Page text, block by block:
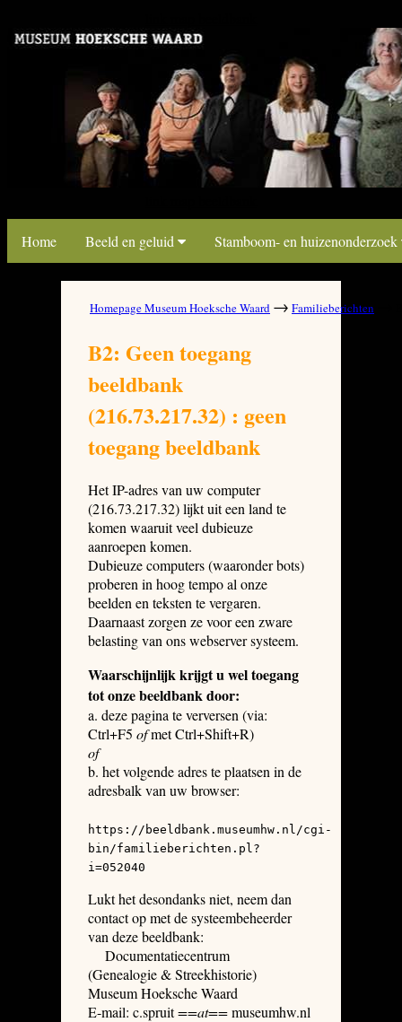
Home Beeld en geluid Stamboom- en huizenonderzoek
Homepage Museum Hoeksche Waard → Familieberichten
B2: Geen toegang
beeldbank
(216.73.217.32) : geen
toegang beeldbank
Het IP-adres van uw computer
(216.73.217.32) lijkt uit een land te
komen waaruit veel dubieuze
aanroepen komen.
Dubieuze computers (waaronder bots)
proberen in hoog tempo al onze
beelden en teksten te vergaren.
Daarnaast zorgen ze voor een zware
belasting van ons webserver systeem.
Waarschijnlijk krijgt u wel toegang
tot onze beeldbank door:
a. deze pagina te verversen (via:
Ctrl+F5 ofmet Ctrl+Shift+R)
of
b. het volgende adres te plaatsen in de
adresbalk van uw browser:
https://beeldbank.museumhw.nl/cgi-
bin/familieberichten.pl?
i=052040
Lukt het desondanks niet, neem dan
contact op met de systeembeheerder
van deze beeldbank:
Documentatiecentrum
(Genealogie & Streekhistorie)
Museum Hoeksche Waard
E-mail: c.spruit==at==museumhw.nl